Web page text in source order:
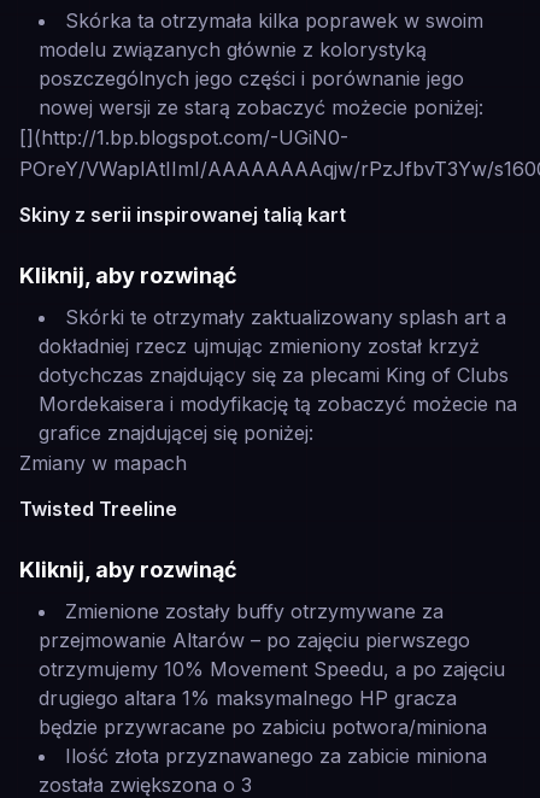
Skórka ta otrzymała kilka poprawek w swoim
modelu związanych głównie z kolorystyką
poszczególnych jego części i porównanie jego
nowej wersji ze starą zobaczyć możecie poniżej:
[](http://1.bp.blogspot.com/-UGiN0-
POreY/VWaplAtIImI/AAAAAAAAqjw/rPzJfbvT3Yw/
Skiny z serii inspirowanej talią kart
Kliknij, aby rozwinąć
Skórki te otrzymały zaktualizowany splash art a
dokładniej rzecz ujmując zmieniony został krzyż
dotychczas znajdujący się za plecami King of Clubs
Mordekaisera i modyfikację tą zobaczyć możecie na
grafice znajdującej się poniżej:
Zmiany w mapach
Twisted Treeline
Kliknij, aby rozwinąć
Zmienione zostały buffy otrzymywane za
przejmowanie Altarów – po zajęciu pierwszego
otrzymujemy 10% Movement Speedu, a po zajęciu
drugiego altara 1% maksymalnego HP gracza
będzie przywracane po zabiciu potwora/miniona
Ilość złota przyznawanego za zabicie miniona
została zwiększona o 3